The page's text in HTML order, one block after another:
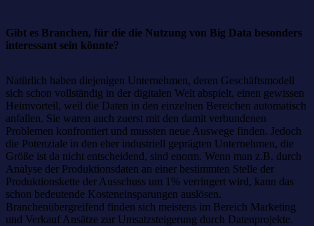
Gibt es Branchen, für die die Nutzung von Big Data besonders
interessant sein könnte?
Natürlich haben diejenigen Unternehmen, deren Geschäftsmodell
sich schon vollständig in der digitalen Welt abspielt, einen gewissen
Heimvorteil, weil die Daten in den einzelnen Bereichen automatisch
anfallen. Sie waren auch zuerst mit den damit verbundenen
Problemen konfrontiert und mussten neue Auswege finden. Jedoch
die Potenziale in den eher industriell geprägten Unternehmen, die
Größe ist da nicht entscheidend, sind enorm. Wenn man z.B. durch
Analyse der Produktionsdaten an einer bestimmten Stelle der
Produktionskette der Ausschuss um 1% verringert wird, kann das
schon bedeutende Kosteneinsparungen auslösen.
Branchenübergreifend finden sich meistens im Bereich Marketing
und Verkauf Ansätze zur Umsatzsteigerung durch Datenprojekte.